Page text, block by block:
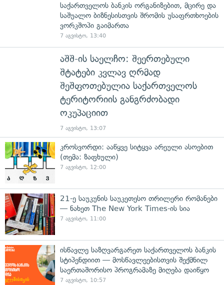
საქართველოს ბანკის ორგანიზებით, მცირე და
საშუალო ბიზნესისთვის შრომის უსაფრთხოების
ვორკშოპი გაიმართა
7 აგვისტო, 13:40
აშშ-ის საელჩო: შეერთებული
შტატები კვლავ ღრმად
შეშფოთებულია საქართველოს
ტერიტორიის განგრძობადი
ოკუპაციით
7 აგვისტო, 13:07
კროსვორდი: ააწყვე სიტყვა არეული ასოებით
(თემა: ზაფხული)
7 აგვისტო, 12:00
21-ე საუკუნის საუკეთესო თრილერი რომანები
— ნახეთ The New York Times-ის სია
7 აგვისტო, 11:00
ისწავლე საზღვარგარეთ საქართველოს ბანკის
სტიპენდიით — მოსწავლეებისთვის შექმნილ
საერთაშორისო პროგრამაზე მიღება დაიწყო
7 აგვისტო, 10:57